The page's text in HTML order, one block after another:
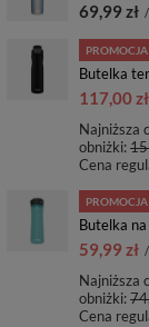
69,99 zł /
PROMOCJA
Butelka
117,00 zł
Najniższa
obniżki:
Cena
PROMOCJA
Butelka
59,99 zł /
Najniższa
obniżki:
Cena